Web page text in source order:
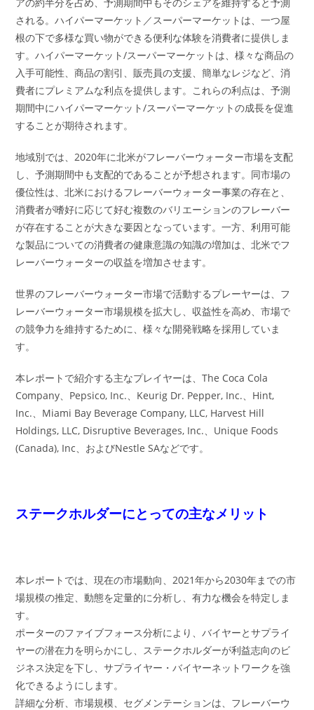
される。ハイパーマーケット／スーパーマーケットは、一つ屋
根の下で多様な買い物ができる便利な体験を消費者に提供しま
す。ハイパーマーケット/スーパーマーケットは、様々な商品の
入手可能性、商品の割引、販売員の支援、簡単なレジなど、消
費者にプレミアムな利点を提供します。これらの利点は、予測
期間中にハイパーマーケット/スーパーマーケットの成長を促進
することが期待されます。
地域別では、2020年に北米がフレーバーウォーター市場を支配
し、予測期間中も支配的であることが予想されます。同市場の
優位性は、北米におけるフレーバーウォーター事業の存在と、
消費者が嗜好に応じて好む複数のバリエーションのフレーバー
が存在することが大きな要因となっています。一方、利用可能
な製品についての消費者の健康意識の知識の増加は、北米でフ
レーバーウォーターの収益を増加させます。
世界のフレーバーウォーター市場で活動するプレーヤーは、フ
レーバーウォーター市場規模を拡大し、収益性を高め、市場で
の競争力を維持するために、様々な開発戦略を採用していま
す。
本レポートで紹介する主なプレイヤーは、The Coca Cola
Company、Pepsico, Inc.、Keurig Dr. Pepper, Inc.、Hint,
Inc.、Miami Bay Beverage Company, LLC, Harvest Hill
Holdings, LLC, Disruptive Beverages, Inc.、Unique Foods
(Canada), Inc、およびNestle SAなどです。
ステークホルダーにとっての主なメリット
本レポートでは、現在の市場動向、2021年から2030年までの市
場規模の推定、動態を定量的に分析し、有力な機会を特定しま
す。
ポーターのファイブフォース分析により、バイヤーとサプライ
ヤーの潜在力を明らかにし、ステークホルダーが利益志向のビ
ジネス決定を下し、サプライヤー・バイヤーネットワークを強
化できるようにします。
詳細な分析、市場規模、セグメンテーションは、フレーバーウ